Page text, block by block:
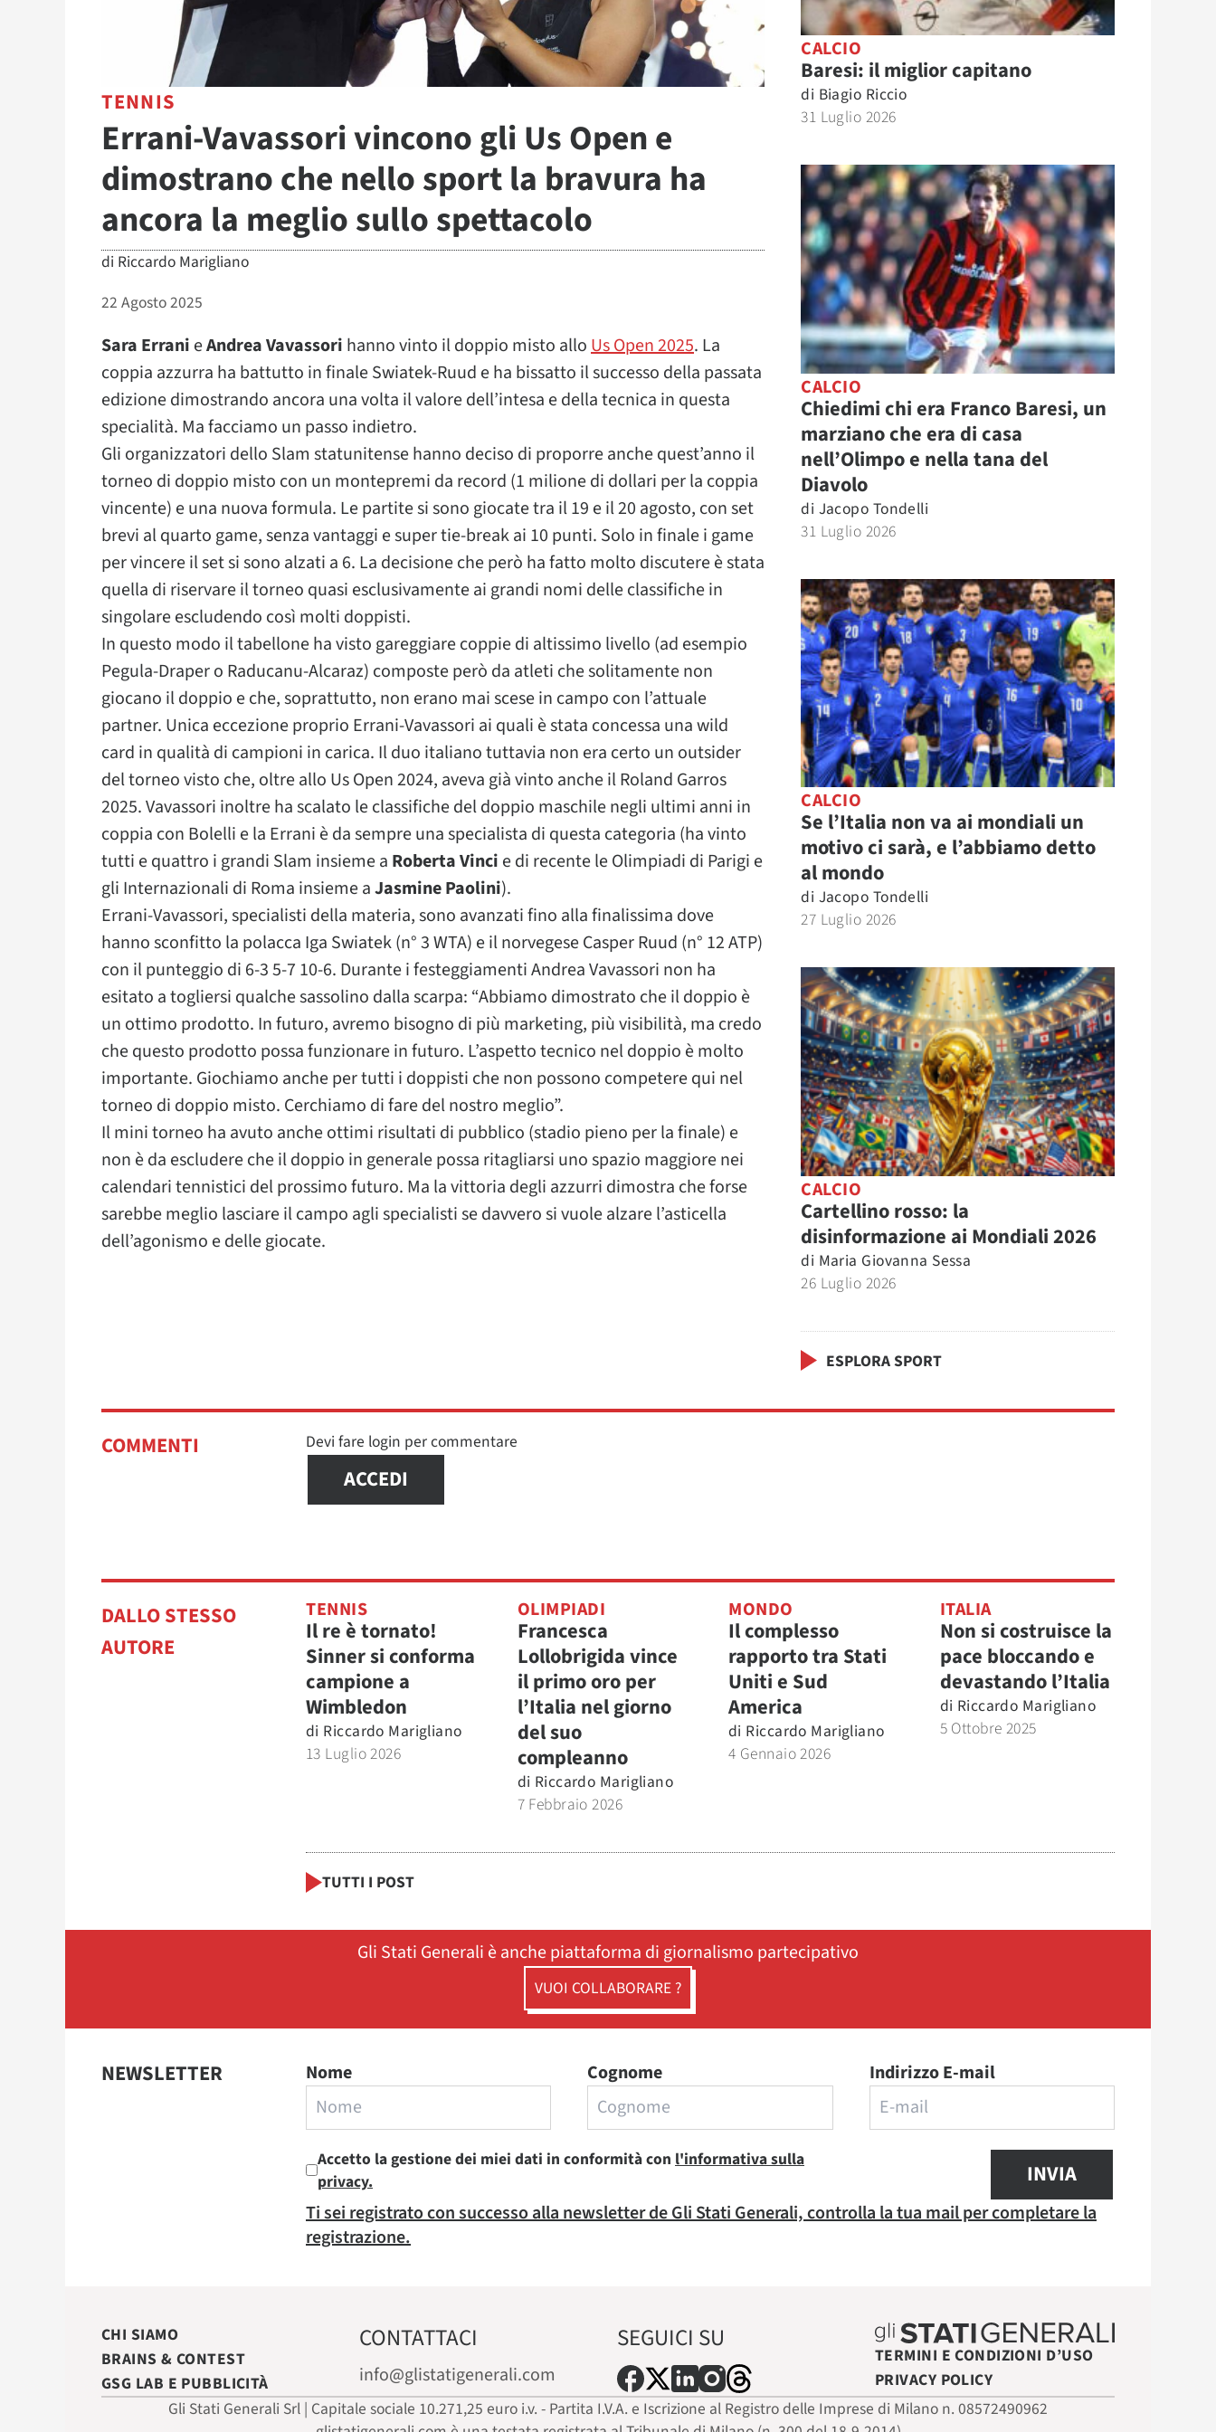
TENNIS
Errani-Vavassori vincono gli Us Open e
dimostrano che nello sport la bravura ha
ancora la meglio sullo spettacolo
di Riccardo Marigliano
22 Agosto 2025
Sara Errani eAndrea Vavassori hanno vinto il doppio misto alloUs Open 2025. La
coppia azzurra ha battutto in finale Swiatek-Ruud e ha bissatto il successo della passata
edizione dimostrando ancora una volta il valore dell’intesa e della tecnica in questa
specialità. Ma facciamo un passo indietro.
Gli organizzatori dello Slam statunitense hanno deciso di proporre anche quest’anno il
torneo di doppio misto con un montepremi da record (1 milione di dollari per la coppia
vincente) e una nuova formula. Le partite si sono giocate tra il 19 e il 20 agosto, con set
brevi al quarto game, senza vantaggi e super tie-break ai 10 punti. Solo in finale i game
per vincere il set si sono alzati a 6. La decisione che però ha fatto molto discutere è stata
quella di riservare il torneo quasi esclusivamente ai grandi nomi delle classifiche in
singolare escludendo così molti doppisti.
In questo modo il tabellone ha visto gareggiare coppie di altissimo livello (ad esempio
Pegula-Draper o Raducanu-Alcaraz) composte però da atleti che solitamente non
giocano il doppio e che, soprattutto, non erano mai scese in campo con l’attuale
partner. Unica eccezione proprio Errani-Vavassori ai quali è stata concessa una wild
card in qualità di campioni in carica. Il duo italiano tuttavia non era certo un outsider
del torneo visto che, oltre allo Us Open 2024, aveva già vinto anche il Roland Garros
2025. Vavassori inoltre ha scalato le classifiche del doppio maschile negli ultimi anni in
coppia con Bolelli e la Errani è da sempre una specialista di questa categoria (ha vinto
tutti e quattro i grandi Slam insieme a Roberta Vinci e di recente le Olimpiadi di Parigi e
gli Internazionali di Roma insieme aJasmine Paolini).
Errani-Vavassori, specialisti della materia, sono avanzati fino alla finalissima dove
hanno sconfitto la polacca Iga Swiatek (n° 3 WTA) e il norvegese Casper Ruud (n° 12 ATP)
con il punteggio di 6-3 5-7 10-6. Durante i festeggiamenti Andrea Vavassori non ha
esitato a togliersi qualche sassolino dalla scarpa: “Abbiamo dimostrato che il doppio è
un ottimo prodotto. In futuro, avremo bisogno di più marketing, più visibilità, ma credo
che questo prodotto possa funzionare in futuro. L’aspetto tecnico nel doppio è molto
importante. Giochiamo anche per tutti i doppisti che non possono competere qui nel
torneo di doppio misto. Cerchiamo di fare del nostro meglio”.
Il mini torneo ha avuto anche ottimi risultati di pubblico (stadio pieno per la finale) e
non è da escludere che il doppio in generale possa ritagliarsi uno spazio maggiore nei
calendari tennistici del prossimo futuro. Ma la vittoria degli azzurri dimostra che forse
sarebbe meglio lasciare il campo agli specialisti se davvero si vuole alzare l’asticella
dell’agonismo e delle giocate.
CALCIO
Baresi: il miglior capitano
di Biagio Riccio
31 Luglio 2026
CALCIO
Chiedimi chi era Franco Baresi, un
marziano che era di casa
nell’Olimpo e nella tana del
Diavolo
di Jacopo Tondelli
31 Luglio 2026
CALCIO
Se l’Italia non va ai mondiali un
motivo ci sarà, e l’abbiamo detto
al mondo
di Jacopo Tondelli
27 Luglio 2026
CALCIO
Cartellino rosso: la
disinformazione ai Mondiali 2026
di Maria Giovanna Sessa
26 Luglio 2026
ESPLORA SPORT
COMMENTI Devi fare login per commentare
ACCEDI
DALLO STESSO
AUTORE
TENNIS
Il re è tornato!
Sinner si conforma
campione a
Wimbledon
di Riccardo Marigliano
13 Luglio 2026
OLIMPIADI
Francesca
Lollobrigida vince
il primo oro per
l’Italia nel giorno
del suo
compleanno
di Riccardo Marigliano
7 Febbraio 2026
MONDO
Il complesso
rapporto tra Stati
Uniti e Sud
America
di Riccardo Marigliano
4 Gennaio 2026
ITALIA
Non si costruisce la
pace bloccando e
devastando l’Italia
di Riccardo Marigliano
5 Ottobre 2025
TUTTI I POST
Gli Stati Generali è anche piattaforma di giornalismo partecipativo
VUOI COLLABORARE ?
NEWSLETTER Nome Cognome Indirizzo E-mail
Accetto la gestione dei miei dati in conformità con l'informativa sulla
privacy.
INVIA
Ti sei registrato con successo alla newsletter de Gli Stati Generali, controlla la tua mail per completare la
registrazione.
CHI SIAMO
BRAINS & CONTEST
GSG LAB E PUBBLICITÀ
CONTATTACI
info@glistatigenerali.com
SEGUICI SU
TERMINI E CONDIZIONI D’USO
PRIVACY POLICY
Gli Stati Generali Srl | Capitale sociale 10.271,25 euro i.v. - Partita I.V.A. e Iscrizione al Registro delle Imprese di Milano n. 08572490962